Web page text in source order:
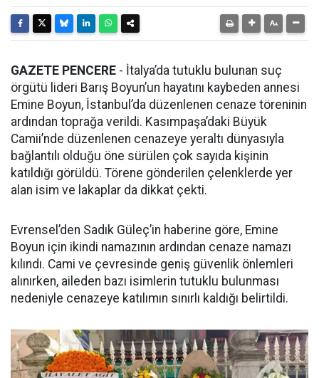
GAZETE PENCERE - İtalya’da tutuklu bulunan suç
örgütü lideri Barış Boyun’un hayatını kaybeden annesi
Emine Boyun, İstanbul’da düzenlenen cenaze töreninin
ardından toprağa verildi. Kasımpaşa’daki Büyük
Camii’nde düzenlenen cenazeye yeraltı dünyasıyla
bağlantılı olduğu öne sürülen çok sayıda kişinin
katıldığı görüldü. Törene gönderilen çelenklerde yer
alan isim ve lakaplar da dikkat çekti.
Evrensel’den Sadık Güleç’in haberine göre, Emine
Boyun için ikindi namazının ardından cenaze namazı
kılındı. Cami ve çevresinde geniş güvenlik önlemleri
alınırken, aileden bazı isimlerin tutuklu bulunması
nedeniyle cenazeye katılımın sınırlı kaldığı belirtildi.